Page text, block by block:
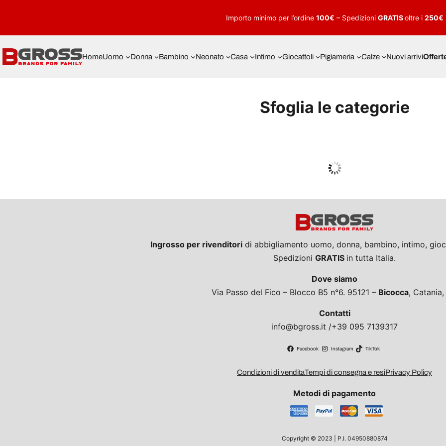
Importo minimo per l’ordine 100€ – Spedizioni GRATISoltre i 250€
HomeUomo Donna Bambino Neonato Casa Intimo Giocattoli Pigiameria Calze Nuovi arrivi
Sfoglia le categorie
Guarda tutto
Ingrosso per rivenditori di abbigliamento uomo, donna, bambino, intimo,
Spedizioni GRATIS in tutta Italia.
Dove siamo
Via Passo del Fico – Blocco B5 n°6. 95121 – Bicocca,
Contatti
info@bgross.it /+39 095 7139317
Facebook Instagram TikTok
Condizioni di venditaTempi di consegna e resiPrivacy Policy
Metodi di pagamento
Copyright © 2023 | P.I. 04950880874